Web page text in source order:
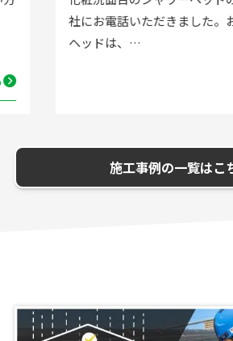
社にお電話いただきました。お客様
ヘッドは、…
施工事例の一覧はこ